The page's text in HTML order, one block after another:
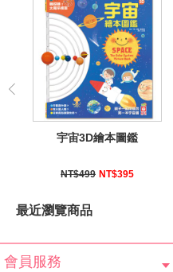
宇宙3D繪本圖鑑
NT$499 NT$395
最近瀏覽商品
會員服務